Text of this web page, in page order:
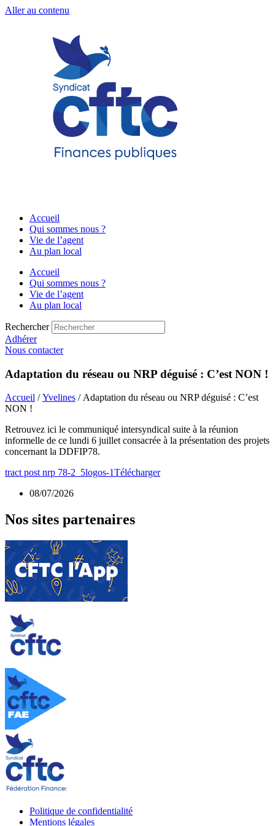
Aller au contenu
Accueil
Qui sommes nous ?
Vie de l’agent
Au plan local
Accueil
Qui sommes nous ?
Vie de l’agent
Au plan local
Rechercher
Adhérer
Nous contacter
Adaptation du réseau ou NRP déguisé : C’est NON !
Accueil /Yvelines / Adaptation du réseau ou NRP déguisé : C’est
NON !
Retrouvez ici le communiqué intersyndical suite à la réunion
informelle de ce lundi 6 juillet consacrée à la présentation des projets
concernant la DDFIP78.
tract post nrp 78-2_5logos-1Télécharger
08/07/2026
Nos sites partenaires
Politique de confidentialité
Mentions légales